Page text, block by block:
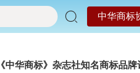
中华商标
《中华商标》杂志社知名商标品牌